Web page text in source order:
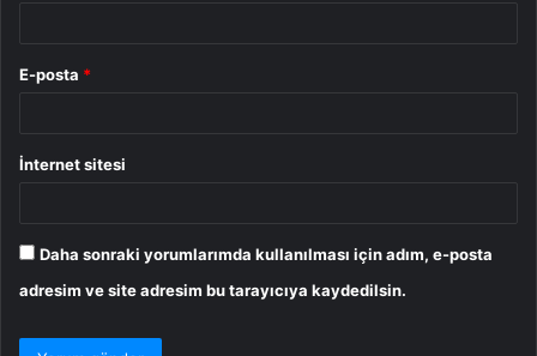
E-posta *
İnternet sitesi
Daha sonraki yorumlarımda kullanılması için adım, e-posta
adresim ve site adresim bu tarayıcıya kaydedilsin.